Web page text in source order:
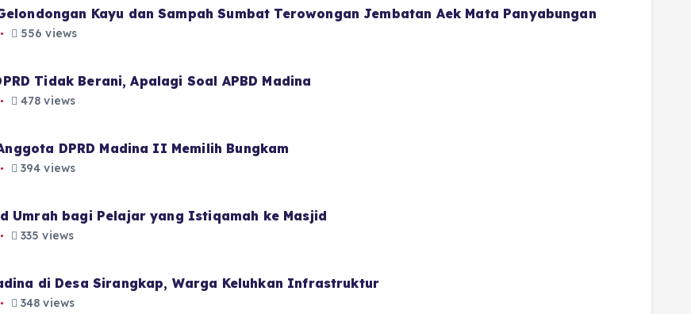
Kayu dan Sampah Sumbat Terowongan Jembatan Aek Mata Panyabungan
556 views
Tidak Berani, Apalagi Soal APBD Madina
478 views
DPRD Madina II Memilih Bungkam
394 views
Umrah bagi Pelajar yang Istiqamah ke Masjid
335 views
di Desa Sirangkap, Warga Keluhkan Infrastruktur
348 views